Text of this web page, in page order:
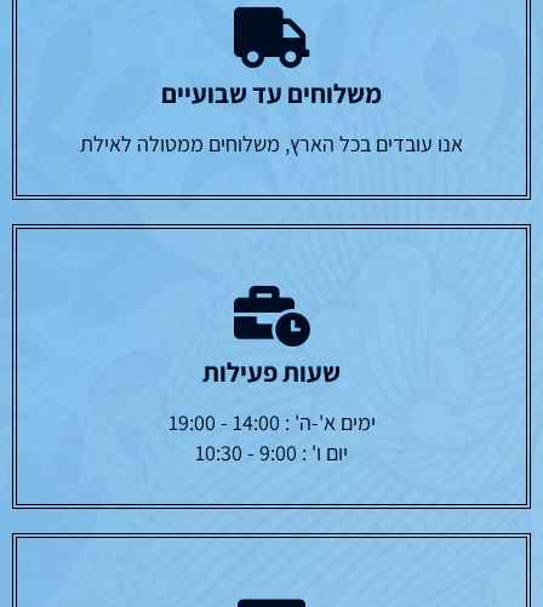
משלוחים עד שבועיים
אנו עובדים בכל הארץ, משלוחים ממטולה לאילת
שעות פעילות
ימים א'-ה' : 14:00 - 19:00
יום ו' : 9:00 - 10:30